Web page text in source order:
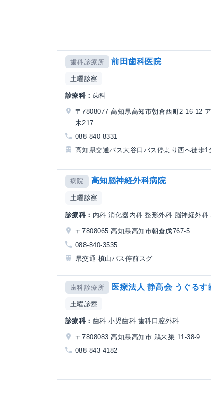
歯科診療所 前田歯科医院
土曜診察
診療科： 歯科
〒7808077 高知県高知市朝倉西町2-16-12
木217
088-840-8331
高知県交通バス大谷口バス停より西へ徒歩1
病院 高知脳神経外科病院
土曜診察
診療科： 内科 消化器内科 整形外科 脳神経外
〒7808065 高知県高知市朝倉戊767-5
088-840-3535
県交通 槙山バス停前スグ
歯科診療所 医療法人 静高会 うぐるす
土曜診察
診療科： 歯科 小児歯科 歯科口腔外科
〒7808083 高知県高知市 鵜来巣 11-38-9
088-843-4182